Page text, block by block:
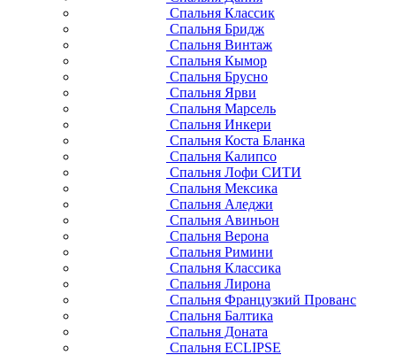
Спальня Классик
Спальня Бридж
Спальня Винтаж
Спальня Кымор
Спальня Брусно
Спальня Ярви
Спальня Марсель
Спальня Инкери
Спальня Коста Бланка
Спальня Калипсо
Спальня Лофи СИТИ
Спальня Мексика
Спальня Аледжи
Спальня Авиньон
Спальня Верона
Спальня Римини
Спальня Классика
Спальня Лирона
Спальня Французкий Прованс
Спальня Балтика
Спальня Доната
Спальня ECLIPSE